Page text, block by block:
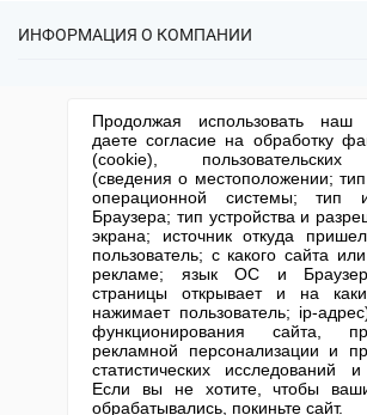
ИНФОРМАЦИЯ О КОМПАНИИ
Спецпредложения
Готовые фирмы
Продажа фирм
Регистрация
Ликвидация
Регистрация изменений
Юридические адреса
Открытие юр. лица
КОНТАКТНАЯ ИНФОРМАЦИЯ
+7 (495) 740-38-07
(По Москве)
Москва, ул. Сущевский вал,
дом 5, стр. 3
Письмо
Столичный центр помощи бизнесу 2013-2026.
Продолжая использовать
даете согласие на обработку
(cookie),
(сведения о местоположении;
операционной системы; тип
Браузера; тип устройства и
экрана; источник откуда
пользователь; с какого сайта
рекламе; язык ОС и
страницы открывает и на
нажимает пользователь; ip-
функционирования сайта,
рекламной персонализации и
статистических исследований и
Если вы не хотите, чтобы
обрабатывались, покиньте сайт.